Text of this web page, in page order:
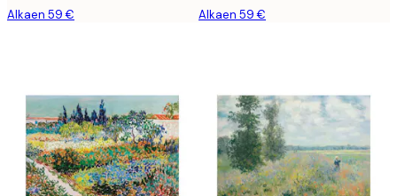
Alkaen 59 € Alkaen 59 €